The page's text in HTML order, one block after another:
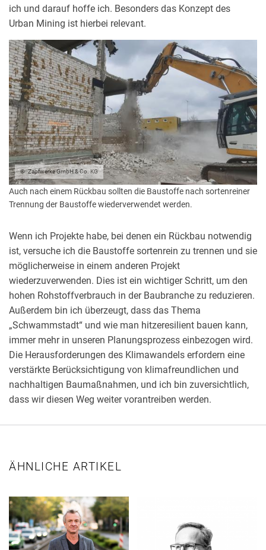
ich und darauf hoffe ich. Besonders das Konzept des
Urban Mining ist hierbei relevant.
Zapfwerke GmbH & Co. KG
Auch nach einem Rückbau sollten die Baustoffe nach sortenreiner
Trennung der Baustoffe wiederverwendet werden.
Wenn ich Projekte habe, bei denen ein Rückbau notwendig
ist, versuche ich die Baustoffe sortenrein zu trennen und sie
möglicherweise in einem anderen Projekt
wiederzuverwenden. Dies ist ein wichtiger Schritt, um den
hohen Rohstoffverbrauch in der Baubranche zu reduzieren.
Außerdem bin ich überzeugt, dass das Thema
„Schwammstadt“ und wie man hitzeresilient bauen kann,
immer mehr in unseren Planungsprozess einbezogen wird.
Die Herausforderungen des Klimawandels erfordern eine
verstärkte Berücksichtigung von klimafreundlichen und
nachhaltigen Baumaßnahmen, und ich bin zuversichtlich,
dass wir diesen Weg weiter vorantreiben werden.
ÄHNLICHE ARTIKEL